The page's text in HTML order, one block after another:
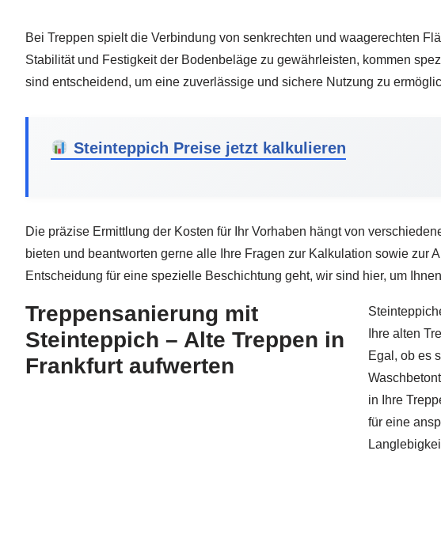
Bei Treppen spielt die Verbindung von senkrechten und waagerechten
Stabilität und Festigkeit der Bodenbeläge zu gewährleisten, kommen
sind entscheidend, um eine zuverlässige und sichere Nutzung zu
Steinteppich Preise jetzt kalkulieren
Die präzise Ermittlung der Kosten für Ihr Vorhaben hängt von
bieten und beantworten gerne alle Ihre Fragen zur Kalkulation sowie
Entscheidung für eine spezielle Beschichtung geht, wir sind hier, um
Treppensanierung mit
Steinteppich – Alte Treppen in
Frankfurt aufwerten
Ihre alten
Egal, ob es
in Ihre
für eine